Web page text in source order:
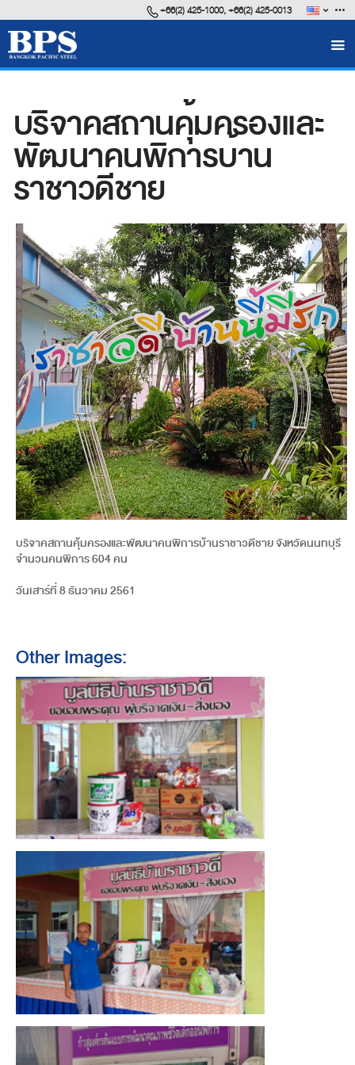
BPS Brochure
+66(2) 425-1000, +66(2) 425-0013
บริจาคสถานคุ้มครองและ
พัฒนาคนพิการบ้าน
ราชาวดีชาย
บริจาคสถานคุ้มครองและพัฒนาคนพิการบ้านราชาวดีชาย จังหวัดนนทบุรี
จำนวนคนพิการ 604 คน
วันเสาร์ที่ 8 ธันวาคม 2561
Other Images: